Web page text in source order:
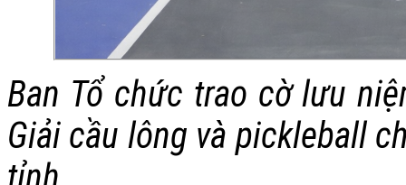
Ban Tổ chức trao cờ lưu
Giải cầu lông và pickleball